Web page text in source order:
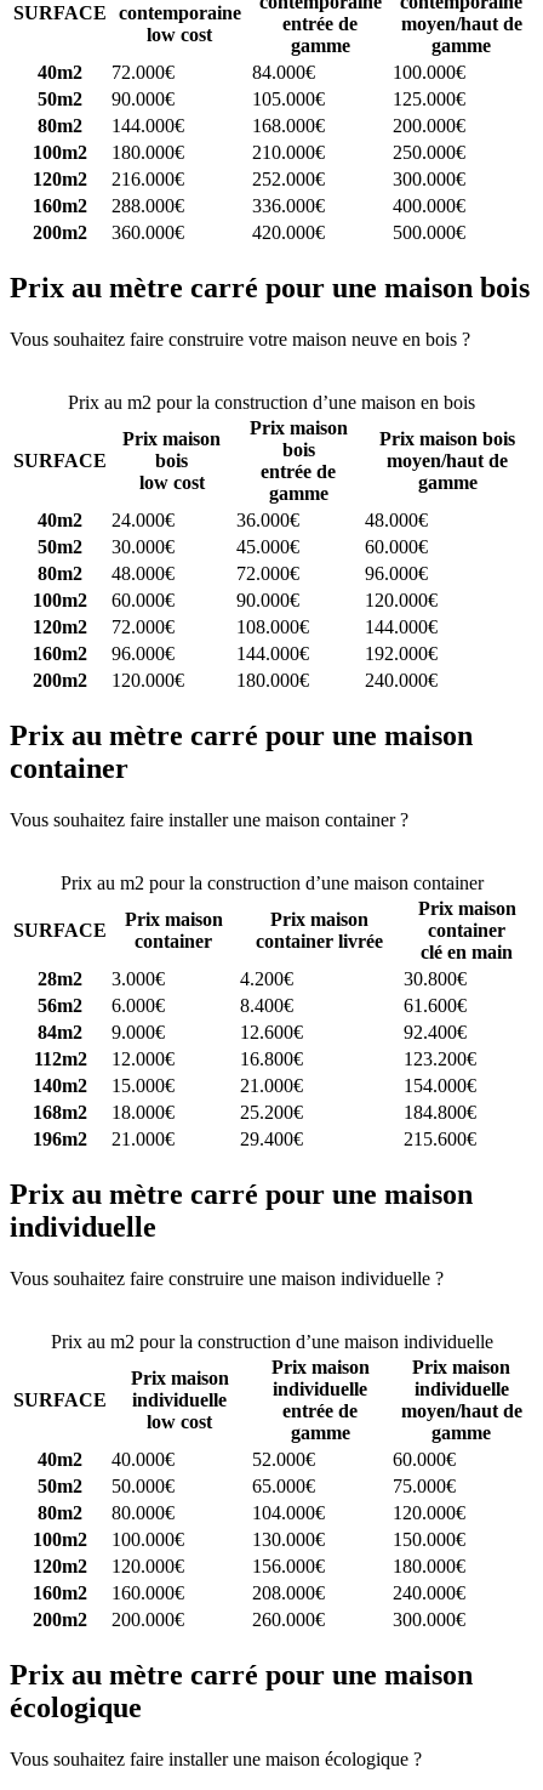
SURFACE
contemporaine
low cost
entrée de
gamme
moyen/haut de
gamme
40m2
72.000€ 84.000€
100.000€
50m2
90.000€ 105.000€
125.000€
80m2
144.000€ 168.000€
200.000€
100m2
180.000€ 210.000€
250.000€
120m2
216.000€ 252.000€
300.000€
160m2
288.000€ 336.000€
400.000€
200m2
360.000€ 420.000€ 500.000€
Prix au mètre carré pour une maison bois
Vous souhaitez faire construire votre maison neuve en bois ?
Prix au m2 pour la construction d’une maison en bois
SURFACE
Prix maison
bois
low cost
Prix maison
bois
entrée de
gamme
Prix maison bois
moyen/haut de
gamme
40m2
24.000€ 36.000€
48.000€
50m2
30.000€ 45.000€
60.000€
80m2
48.000€ 72.000€
96.000€
100m2
60.000€ 90.000€
120.000€
120m2
72.000€ 108.000€
144.000€
160m2
96.000€ 144.000€
192.000€
200m2
120.000€ 180.000€ 240.000€
Prix au mètre carré pour une maison
container
Vous souhaitez faire installer une maison container ?
Prix au m2 pour la construction d’une maison container
SURFACE
Prix maison
container
Prix maison
container livrée
Prix maison
container
clé en main
28m2
3.000€ 4.200€
30.800€
56m2
6.000€ 8.400€
61.600€
84m2
9.000€ 12.600€
92.400€
112m2
12.000€ 16.800€
123.200€
140m2
15.000€ 21.000€
154.000€
168m2
18.000€ 25.200€
184.800€
196m2
21.000€ 29.400€ 215.600€
Prix au mètre carré pour une maison
individuelle
Vous souhaitez faire construire une maison individuelle ?
Prix au m2 pour la construction d’une maison individuelle
SURFACE
Prix maison
individuelle
low cost
Prix maison
individuelle
entrée de
gamme
Prix maison
individuelle
moyen/haut de
gamme
40m2
40.000€ 52.000€
60.000€
50m2
50.000€ 65.000€
75.000€
80m2
80.000€ 104.000€
120.000€
100m2
100.000€ 130.000€
150.000€
120m2
120.000€ 156.000€
180.000€
160m2
160.000€ 208.000€
240.000€
200m2
200.000€ 260.000€ 300.000€
Prix au mètre carré pour une maison
écologique
Vous souhaitez faire installer une maison écologique ?